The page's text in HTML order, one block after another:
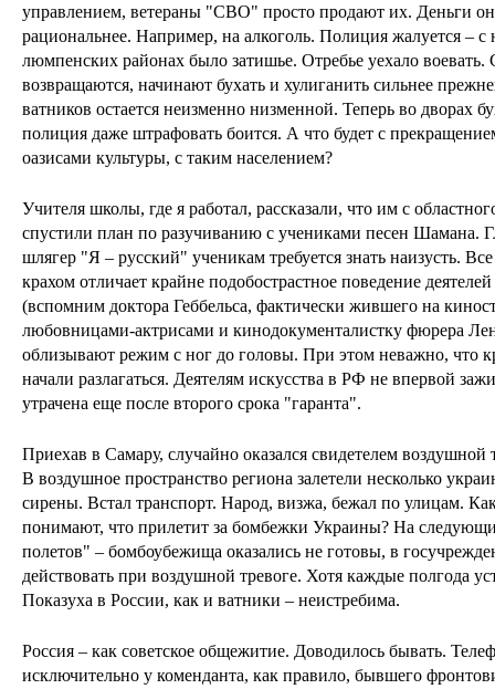
управлением, ветераны "СВО" просто продают их. Деньги
рациональнее. Например, на алкоголь. Полиция жалуется –
люмпенских районах было затишье. Отребье уехало воевать.
возвращаются, начинают бухать и хулиганить сильнее
ватников остается неизменно низменной. Теперь во дворах
полиция даже штрафовать боится. А что будет с
оазисами культуры, с таким населением?
Учителя школы, где я работал, рассказали, что им с
спустили план по разучиванию с учениками песен Шамана.
шлягер "Я – русский" ученикам требуется знать наизусть.
крахом отличает крайне подобострастное поведение
(вспомним доктора Геббельса, фактически жившего на
любовницами-актрисами и кинодокументалистку фюрера
облизывают режим с ног до головы. При этом неважно, что
начали разлагаться. Деятелям искусства в РФ не впервой
утрачена еще после второго срока "гаранта".
Приехав в Самару, случайно оказался свидетелем
В воздушное пространство региона залетели несколько
сирены. Встал транспорт. Народ, визжа, бежал по улицам.
понимают, что прилетит за бомбежки Украины? На
полетов" – бомбоубежища оказались не готовы, в
действовать при воздушной тревоге. Хотя каждые полгода
Показуха в России, как и ватники – неистребима.
Россия – как советское общежитие. Доводилось бывать.
исключительно у коменданта, как правило, бывшего